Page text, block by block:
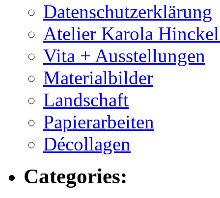
Datenschutzerklärung
Atelier Karola
Vita + Ausstellungen
Materialbilder
Landschaft
Papierarbeiten
Décollagen
Categories: